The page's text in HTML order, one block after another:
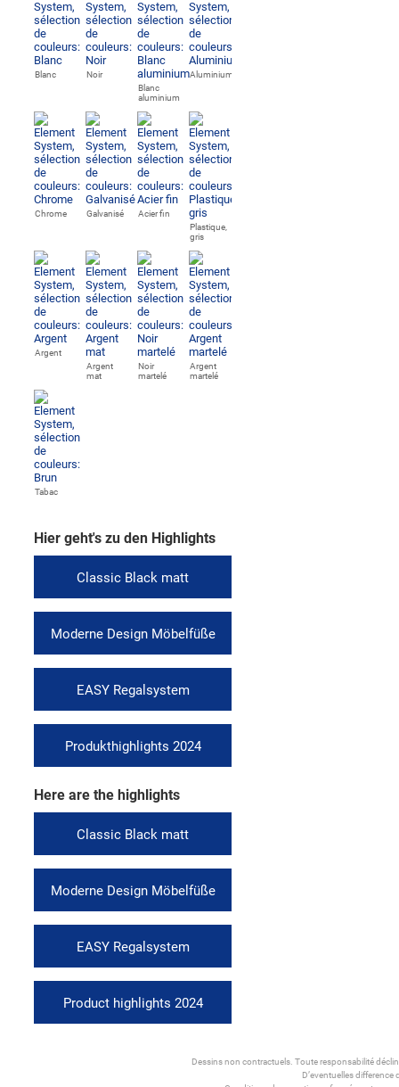
Blanc
Noir
Blanc
aluminium
Aluminium
Chrome Galvanisé
Acier fin
Plastique,
gris
Argent
Argent
mat
Noir
martelé
Argent
martelé
Tabac
Hier geht's zu den Highlights
Classic Black matt
Moderne Design Möbelfüße
EASY Regalsystem
Produkthighlights 2024
Here are the highlights
Classic Black matt
Moderne Design Möbelfüße
EASY Regalsystem
Product highlights 2024
Dessins non contractuels. Toute responsabilité
D’eventuelles difference